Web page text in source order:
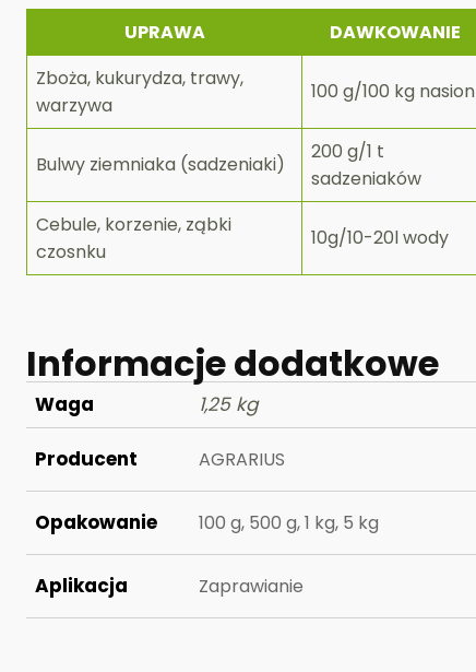
UPRAWA DAWKOWANIE
Zboża, kukurydza, trawy,
warzywa
100 g/100 kg nasion
Bulwy ziemniaka (sadzeniaki)
200 g/1 t
sadzeniaków
Cebule, korzenie, ząbki
czosnku
10g/10-20l wody
Informacje dodatkowe
Waga 1,25 kg
Producent AGRARIUS
Opakowanie 100 g, 500 g, 1 kg, 5 kg
Aplikacja Zaprawianie